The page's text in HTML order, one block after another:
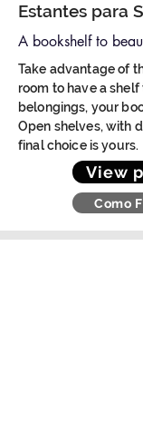
Estantes para
A bookshelf to
Take advantage of
room to have a
belongings, your
Open shelves, with
final choice is yours.
View
Como